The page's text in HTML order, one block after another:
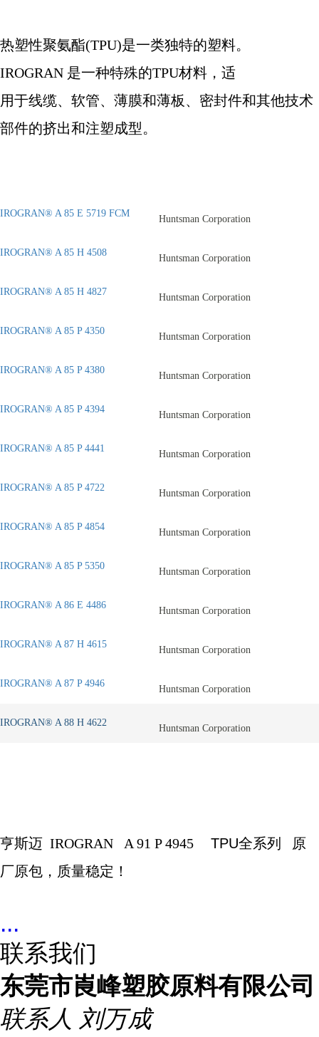
热塑性聚氨酯(TPU)是一类独特的塑料。
IROGRAN 是一种特殊的TPU材料，适
用于线缆、软管、薄膜和薄板、密封件和其他技术
部件的挤出和注塑成型。
IROGRAN® A 85 E 5719 FCM
Huntsman Corporation
IROGRAN® A 85 H 4508
Huntsman Corporation
IROGRAN® A 85 H 4827
Huntsman Corporation
IROGRAN® A 85 P 4350
Huntsman Corporation
IROGRAN® A 85 P 4380
Huntsman Corporation
IROGRAN® A 85 P 4394
Huntsman Corporation
IROGRAN® A 85 P 4441
Huntsman Corporation
IROGRAN® A 85 P 4722
Huntsman Corporation
IROGRAN® A 85 P 4854
Huntsman Corporation
IROGRAN® A 85 P 5350
Huntsman Corporation
IROGRAN® A 86 E 4486
Huntsman Corporation
IROGRAN® A 87 H 4615
Huntsman Corporation
IROGRAN® A 87 P 4946
Huntsman Corporation
IROGRAN® A 88 H 4622
Huntsman Corporation
亨斯迈 IROGRAN A 91 P 4945 TPU全系列
原
厂原包，质量稳定！
...
联系我们
东莞市崀峰塑胶原料有限公司
联系人 刘万成